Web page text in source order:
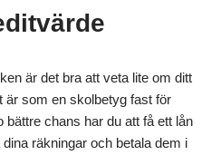
är det bra att veta lite om ditt
är som en skolbetyg fast för
bättre chans har du att få ett lån
räkningar och betala dem i